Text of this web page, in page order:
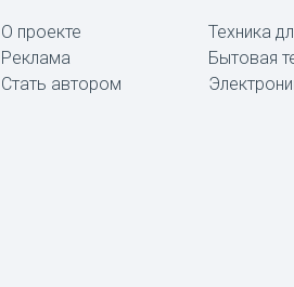
О проекте
Реклама
Стать автором
Техника
Бытовая